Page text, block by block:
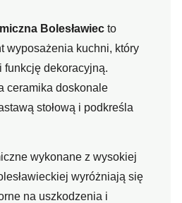
Bolesławiec to
wyposażenia kuchni, który
funkcję dekoracyjną.
ceramika doskonale
stołową i podkreśla
wykonane z wysokiej
wyróżniają się
na uszkodzenia i